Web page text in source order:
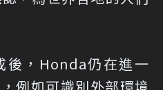
後，Honda仍在進一